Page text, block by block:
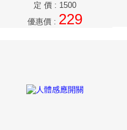
定 價 : 1500
優惠價 : 229